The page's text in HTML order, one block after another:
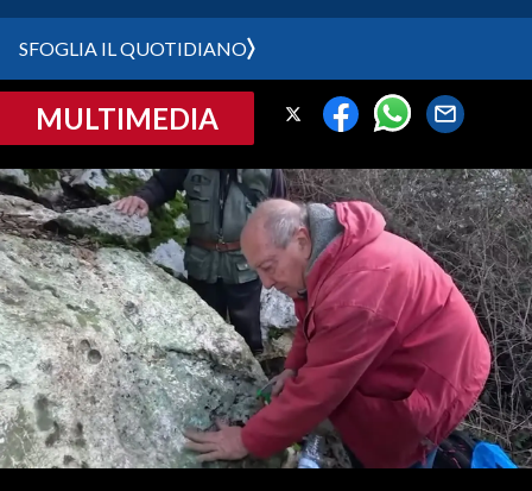
CRONACA SARDEGNA
PROVINCIA DI CAGLIARI
SULCIS IGLESIENTE
MEDIO CAMPIDANO
ORISTANO E PROVINCIA
SASSARI E PROVINCIA
GALLURA
NUORO E PROVINCIA
OGLIASTRA
SFOGLIA IL QUOTIDIANO
MULTIMEDIA